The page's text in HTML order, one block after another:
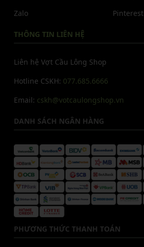
Zalo
Pinterest
THÔNG TIN LIÊN HỆ
Liên hệ Vợt Cầu Lông Shop
Hotline CSKH: 077.685.6666
Email: cskh@votcaulongshop.vn
DANH SÁCH NGÂN HÀNG
PHƯƠNG THỨC THANH TOÁN